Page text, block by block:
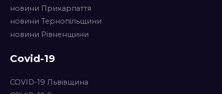
новини Прикарпаття
новини Тернопільщини
новини Рівненщини
Covid-19
COVID-19 Львівщина